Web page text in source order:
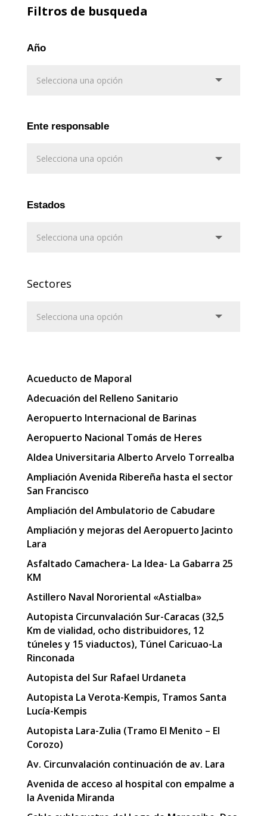
Filtros de busqueda
Año
Ente responsable
Estados
Sectores
Acueducto de Maporal
Adecuación del Relleno Sanitario
Aeropuerto Internacional de Barinas
Aeropuerto Nacional Tomás de Heres
Aldea Universitaria Alberto Arvelo Torrealba
Ampliación Avenida Ribereña hasta el sector
San Francisco
Ampliación del Ambulatorio de Cabudare
Ampliación y mejoras del Aeropuerto Jacinto
Lara
Asfaltado Camachera- La Idea- La Gabarra 25
KM
Astillero Naval Nororiental «Astialba»
Autopista Circunvalación Sur-Caracas (32,5
Km de vialidad, ocho distribuidores, 12
túneles y 15 viaductos), Túnel Caricuao-La
Rinconada
Autopista del Sur Rafael Urdaneta
Autopista La Verota-Kempis, Tramos Santa
Lucía-Kempis
Autopista Lara-Zulia (Tramo El Menito – El
Corozo)
Av. Circunvalación continuación de av. Lara
Avenida de acceso al hospital con empalme a
la Avenida Miranda